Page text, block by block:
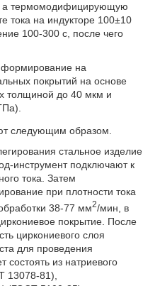
а термомодифицирующую
тока на индукторе 100±10
100-300 с, после чего
формирование на
покрытий на основе
толщиной до 40 мкм и
следующим образом.
стальное изделие
инструмент подключают к
тока. Затем
при плотности тока
38-77 мм2/мин, в
покрытие. После
циркониевого слоя
для проведения
из натриевого
13078-81),